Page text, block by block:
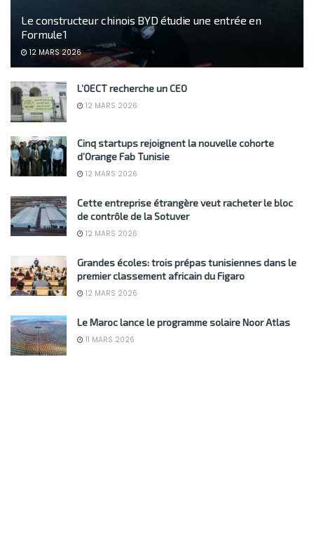
Le constructeur chinois BYD étudie une entrée en
Formule 1
12 MARS 2026
L’OECT recherche un CEO
12 MARS 2026
Cinq startups rejoignent la nouvelle cohorte
d’Orange Fab Tunisie
12 MARS 2026
Cette entreprise étrangère veut racheter le bloc
de contrôle de la Sotuver
12 MARS 2026
Grandes écoles: trois prépas tunisiennes dans le
premier classement africain du Figaro
12 MARS 2026
Le Maroc lance le programme solaire Noor Atlas
11 MARS 2026